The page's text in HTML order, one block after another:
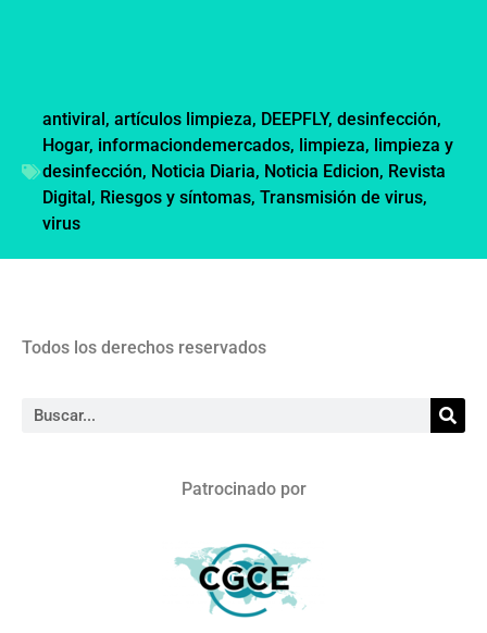
antiviral, artículos limpieza, DEEPFLY, desinfección,
Hogar, informaciondemercados, limpieza, limpieza y
desinfección, Noticia Diaria, Noticia Edicion, Revista
Digital, Riesgos y síntomas, Transmisión de virus,
virus
Todos los derechos reservados
Patrocinado por